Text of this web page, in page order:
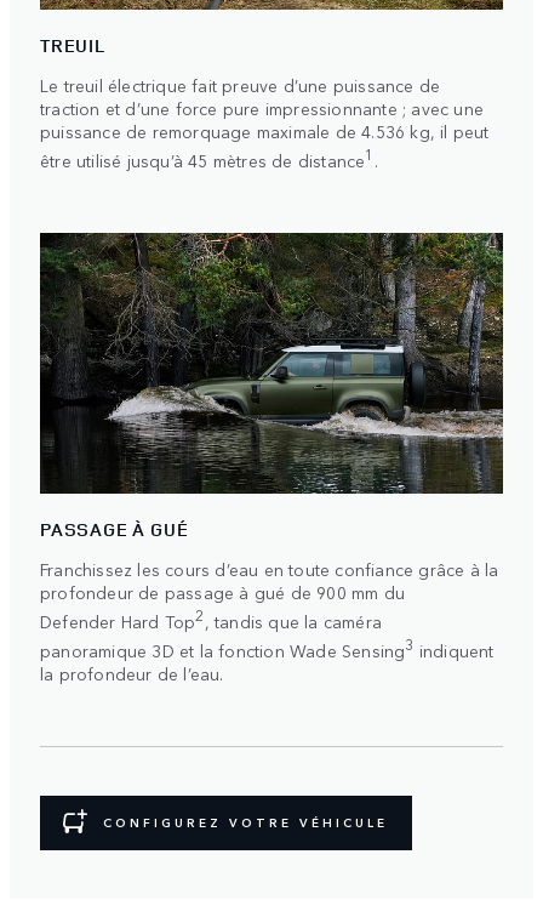
TREUIL
Le treuil électrique fait preuve d’une puissance de
traction et d’une force pure impressionnante ; avec une
puissance de remorquage maximale de 4.536 kg, il peut
être utilisé jusqu’à 45 mètres de distance1 .
PASSAGE À GUÉ
Franchissez les cours d’eau en toute confiance grâce à la
profondeur de passage à gué de 900 mm du
Defender Hard Top2, tandis que la caméra
panoramique 3D et la fonction Wade Sensing3 indiquent
la profondeur de l’eau.
CONFIGUREZ VOTRE VÉHICULE